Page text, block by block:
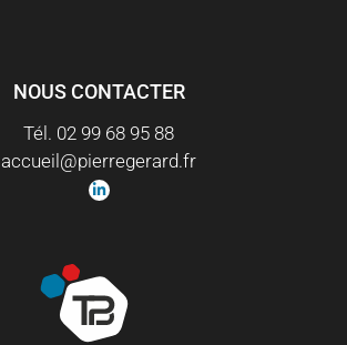
NOUS CONTACTER
Tél. 02 99 68 95 88
accueil@pierregerard.fr